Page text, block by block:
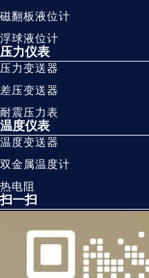
磁翻板液位计
浮球液位计
压力仪表
压力变送器
差压变送器
耐震压力表
温度仪表
温度变送器
双金属温度计
热电阻
扫一扫